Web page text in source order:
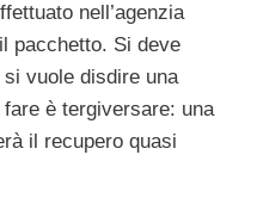
nell’agenzia
pacchetto. Si deve
vuole disdire una
fare è tergiversare: una
il recupero quasi